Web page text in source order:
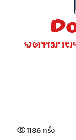
1186 ครั้ง